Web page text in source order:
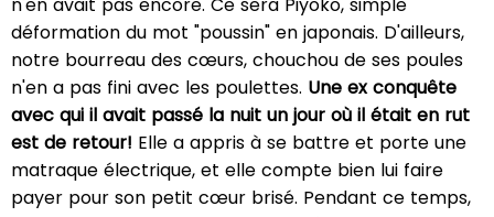
n'en avait pas encore. Ce sera Piyoko, simple
déformation du mot "poussin" en japonais. D'ailleurs,
notre bourreau des cœurs, chouchou de ses poules
n'en a pas fini avec les poulettes. Une ex conquête
avec qui il avait passé la nuit un jour où il était en rut
est de retour! Elle a appris à se battre et porte une
matraque électrique, et elle compte bien lui faire
payer pour son petit cœur brisé. Pendant ce temps,